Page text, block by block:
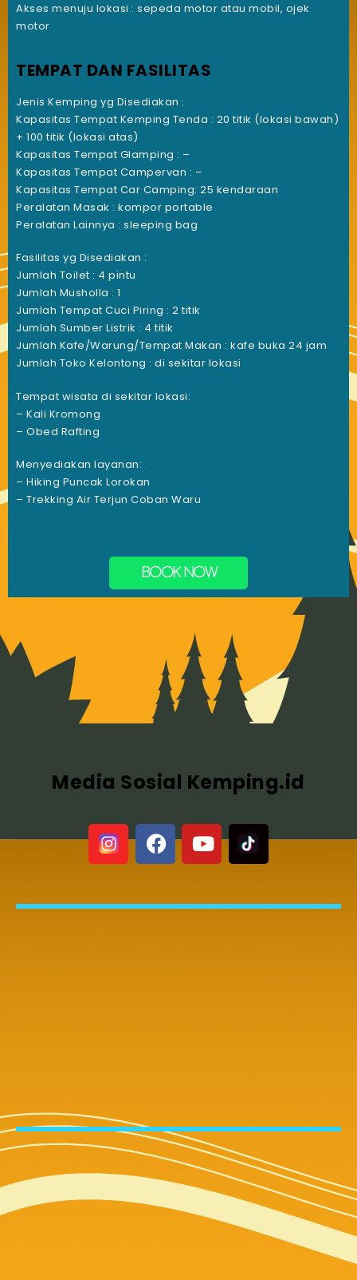
Akses menuju lokasi : sepeda motor atau mobil, ojek
motor
TEMPAT DAN FASILITAS
Jenis Kemping yg Disediakan :
Kapasitas Tempat Kemping Tenda : 20 titik (lokasi bawah)
+ 100 titik (lokasi atas)
Kapasitas Tempat Glamping : –
Kapasitas Tempat Campervan : –
Kapasitas Tempat Car Camping: 25 kendaraan
Peralatan Masak : kompor portable
Peralatan Lainnya : sleeping bag
Fasilitas yg Disediakan :
Jumlah Toilet : 4 pintu
Jumlah Musholla : 1
Jumlah Tempat Cuci Piring : 2 titik
Jumlah Sumber Listrik : 4 titik
Jumlah Kafe/Warung/Tempat Makan : kafe buka 24 jam
Jumlah Toko Kelontong : di sekitar lokasi
Tempat wisata di sekitar lokasi:
– Kali Kromong
– Obed Rafting
Menyediakan layanan:
– Hiking Puncak Lorokan
– Trekking Air Terjun Coban Waru
BOOK NOW
Media Sosial Kemping.id